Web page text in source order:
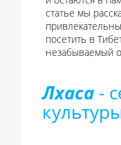
статье мы
посетить в
незабываемый
Лхаса -